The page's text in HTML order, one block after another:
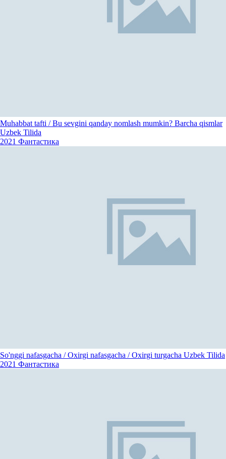
Muhabbat tafti / Bu sevgini qanday nomlash mumkin? Barcha qismlar
Uzbek Tilida
2021 Фантастика
So'nggi nafasgacha / Oxirgi nafasgacha / Oxirgi turgacha Uzbek Tilida
2021 Фантастика